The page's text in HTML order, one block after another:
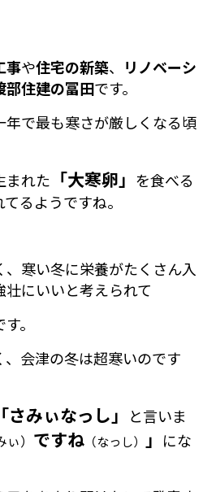
事や住宅の新築、
リノベーシ
部住建の冨田です。
で最も寒さが厳しくなる頃
まれた 「大寒卵」 を食べる
るようですね。
寒い冬に栄養がたくさん入
にいいと考えられて
。
会津の冬は超寒いのです
「さみぃなっし」
と言いま
ぃ） ですね （なっし） 」 にな